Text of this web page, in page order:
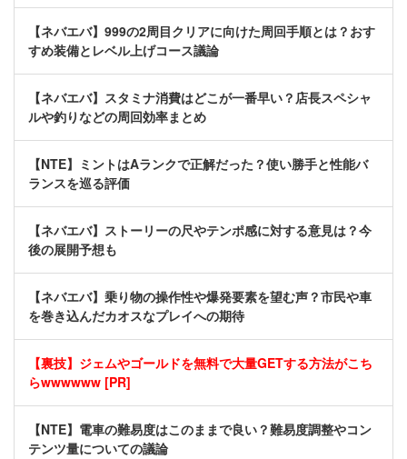
【ネバエバ】999の2周目クリアに向けた周回手順とは？おす
すめ装備とレベル上げコース議論
【ネバエバ】スタミナ消費はどこが一番早い？店長スペシャ
ルや釣りなどの周回効率まとめ
【NTE】ミントはAランクで正解だった？使い勝手と性能バ
ランスを巡る評価
【ネバエバ】ストーリーの尺やテンポ感に対する意見は？今
後の展開予想も
【ネバエバ】乗り物の操作性や爆発要素を望む声？市民や車
を巻き込んだカオスなプレイへの期待
【裏技】ジェムやゴールドを無料で大量GETする方法がこち
らwwwwww [PR]
【NTE】電車の難易度はこのままで良い？難易度調整やコン
テンツ量についての議論